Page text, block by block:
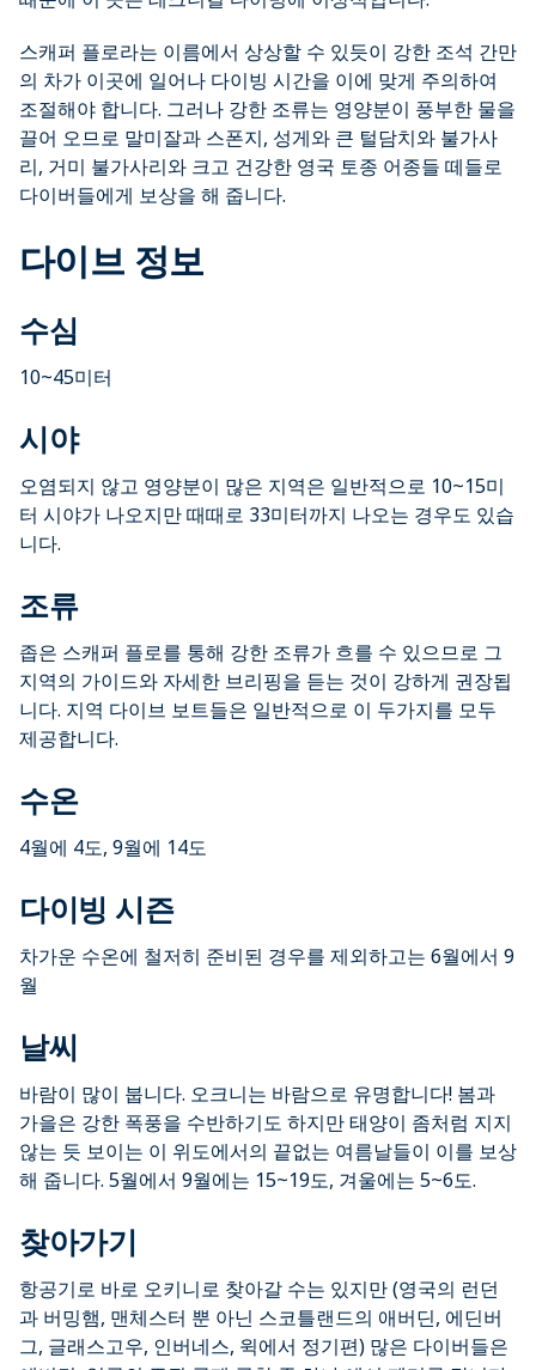
스캐퍼 플로라는 이름에서 상상할 수 있듯이 강한 조석 간만
의 차가 이곳에 일어나 다이빙 시간을 이에 맞게 주의하여
조절해야 합니다. 그러나 강한 조류는 영양분이 풍부한 물을
끌어 오므로 말미잘과 스폰지, 성게와 큰 털담치와 불가사
리, 거미 불가사리와 크고 건강한 영국 토종 어종들 떼들로
다이버들에게 보상을 해 줍니다.
다이브 정보
수심
10~45미터
시야
오염되지 않고 영양분이 많은 지역은 일반적으로 10~15미
터 시야가 나오지만 때때로 33미터까지 나오는 경우도 있습
니다.
조류
좁은 스캐퍼 플로를 통해 강한 조류가 흐를 수 있으므로 그
지역의 가이드와 자세한 브리핑을 듣는 것이 강하게 권장됩
니다. 지역 다이브 보트들은 일반적으로 이 두가지를 모두
제공합니다.
수온
4월에 4도, 9월에 14도
다이빙 시즌
차가운 수온에 철저히 준비된 경우를 제외하고는 6월에서 9
월
날씨
바람이 많이 붑니다. 오크니는 바람으로 유명합니다! 봄과
가을은 강한 폭풍을 수반하기도 하지만 태양이 좀처럼 지지
않는 듯 보이는 이 위도에서의 끝없는 여름날들이 이를 보상
해 줍니다. 5월에서 9월에는 15~19도, 겨울에는 5~6도.
찾아가기
항공기로 바로 오키니로 찾아갈 수는 있지만 (영국의 런던
과 버밍햄, 맨체스터 뿐 아닌 스코틀랜드의 애버딘, 에딘버
그, 글래스고우, 인버네스, 윅에서 정기편) 많은 다이버들은